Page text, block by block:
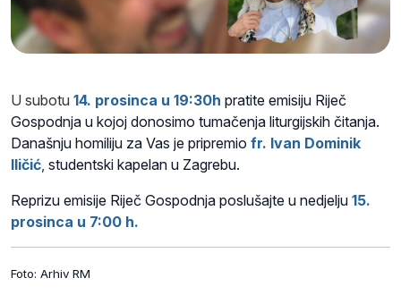
U subotu 14. prosinca u 19:30h pratite emisiju Riječ
Gospodnja u kojoj donosimo tumačenja liturgijskih čitanja.
Današnju homiliju za Vas je pripremio fr. Ivan Dominik
Iličić studentski kapelan u Zagrebu.
Reprizu emisije Riječ Gospodnja poslušajte u nedjelju 15.
prosinca u 7:00 h.
Foto: Arhiv RM